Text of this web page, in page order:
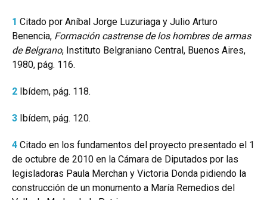
1 Citado por Aníbal Jorge Luzuriaga y Julio Arturo
Benencia, Formación castrense de los hombres de armas
de Belgrano, Instituto Belgraniano Central, Buenos Aires,
1980, pág. 116.
2 Ibídem, pág. 118.
3 Ibídem, pág. 120.
4 Citado en los fundamentos del proyecto presentado el 1
de octubre de 2010 en la Cámara de Diputados por las
legisladoras Paula Merchan y Victoria Donda pidiendo la
construcción de un monumento a María Remedios del